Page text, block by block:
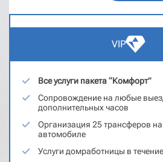
Организация трансфера в
VIP
Все услуги пакета “Комфорт”
Сопровождение на любые
дополнительных часов
Организация 25 трансферов
автомобиле
Услуги домработницы в